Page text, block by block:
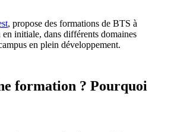
, propose des formations de BTS à
initiale, dans différents domaines
en plein développement.
formation ? Pourquoi